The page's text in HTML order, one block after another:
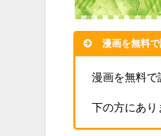
漫画を無料で
漫画を無料で
下の方にあり